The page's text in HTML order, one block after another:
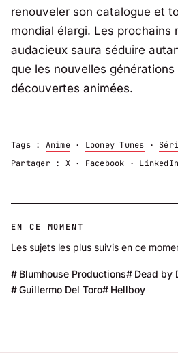
renouveler son catalogue et
mondial élargi. Les prochains
audacieux saura séduire
que les nouvelles générations
découvertes animées.
Tags : Anime· Looney Tunes ·
Partager : X· Facebook · LinkedIn
EN CE MOMENT
Les sujets les plus suivis en ce
Blumhouse Productions Dead by
Guillermo Del Toro
Hellboy